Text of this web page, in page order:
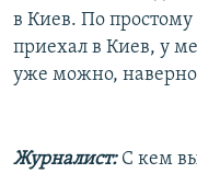
в Киев. По
приехал в Киев, у
уже можно,
Журналист:С кем вы